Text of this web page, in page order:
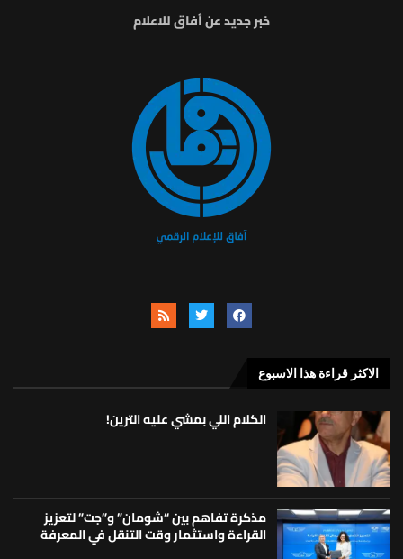
خبر جديد عن أفاق للاعلام
الاكثر قراءة هذا الاسبوع
الكلام اللي بمشي عليه الترين!
مذكرة تفاهم بين “شومان” و”جت” لتعزيز
القراءة واستثمار وقت التنقل في المعرفة